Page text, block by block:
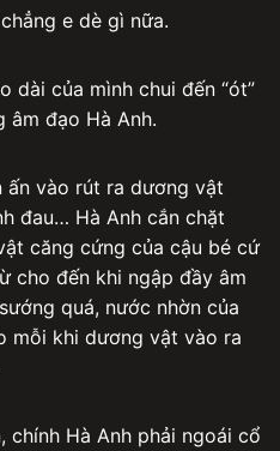
e dè gì nữa.
dài của mình chui đến “ót”
đạo Hà Anh.
ấn vào rút ra dương vật
đau… Hà Anh cắn chặt
căng cứng của cậu bé cứ
cho đến khi ngập đầy âm
quá, nước nhờn của
mỗi khi dương vật vào ra
chính Hà Anh phải ngoái cổ